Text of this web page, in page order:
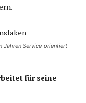
Jahren Service-orientiert
für seine